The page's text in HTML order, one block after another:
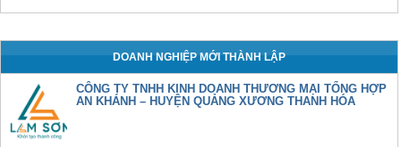
DOANH NGHIỆP MỚI THÀNH LẬP
CÔNG TY TNHH KINH DOANH THƯƠNG MẠI TỔNG HỢP
AN KHÁNH – HUYỆN QUẢNG XƯƠNG THANH HÓA